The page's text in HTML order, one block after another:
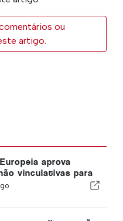
ou
artigo.
aprova
vinculativas para
complementares de